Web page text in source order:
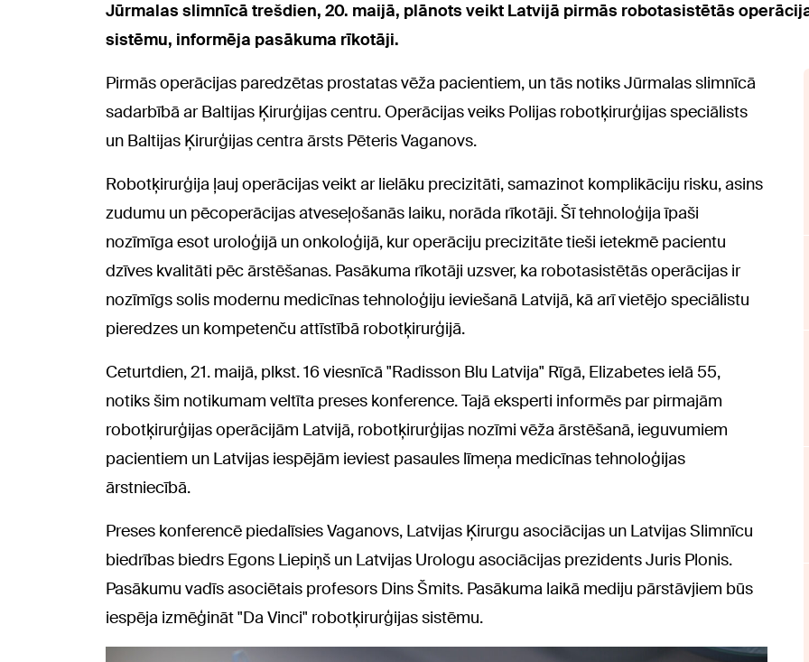
Jūrmalas slimnīcā trešdien, 20. maijā, plānots veikt Latvijā pirmās robotasistētās
sistēmu, informēja pasākuma rīkotāji.
Pirmās operācijas paredzētas prostatas vēža pacientiem, un tās notiks Jūrmalas slimnīcā
sadarbībā ar Baltijas Ķirurģijas centru. Operācijas veiks Polijas robotķirurģijas speciālists
un Baltijas Ķirurģijas centra ārsts Pēteris Vaganovs.
Robotķirurģija ļauj operācijas veikt ar lielāku precizitāti, samazinot komplikāciju risku, asins
zudumu un pēcoperācijas atveseļošanās laiku, norāda rīkotāji. Šī tehnoloģija īpaši
nozīmīga esot uroloģijā un onkoloģijā, kur operāciju precizitāte tieši ietekmē pacientu
dzīves kvalitāti pēc ārstēšanas. Pasākuma rīkotāji uzsver, ka robotasistētās operācijas ir
nozīmīgs solis modernu medicīnas tehnoloģiju ieviešanā Latvijā, kā arī vietējo speciālistu
pieredzes un kompetenču attīstībā robotķirurģijā.
Ceturtdien, 21. maijā, plkst. 16 viesnīcā "Radisson Blu Latvija" Rīgā, Elizabetes ielā 55,
notiks šim notikumam veltīta preses konference. Tajā eksperti informēs par pirmajām
robotķirurģijas operācijām Latvijā, robotķirurģijas nozīmi vēža ārstēšanā, ieguvumiem
pacientiem un Latvijas iespējām ieviest pasaules līmeņa medicīnas tehnoloģijas
ārstniecībā.
Preses konferencē piedalīsies Vaganovs, Latvijas Ķirurgu asociācijas un Latvijas Slimnīcu
biedrības biedrs Egons Liepiņš un Latvijas Urologu asociācijas prezidents Juris Plonis.
Pasākumu vadīs asociētais profesors Dins Šmits. Pasākuma laikā mediju pārstāvjiem būs
iespēja izmēģināt "Da Vinci" robotķirurģijas sistēmu.